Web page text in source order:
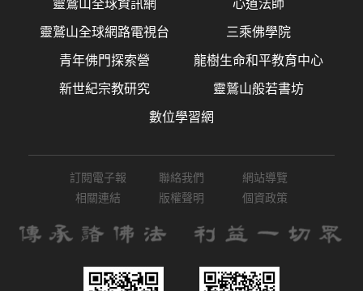
靈鷲山全球資訊網 心道法師
靈鷲山全球網路電視台 三乘佛學院
青年佛門探索營 龍樹生命和平教育中心
新世紀宗教研究 靈鷲山般若書坊
數位學習網
訂閱電子報 聯絡我們
網站導覽
相關連結
版權聲明 個資政策